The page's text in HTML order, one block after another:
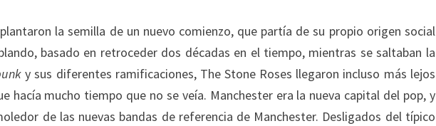
la semilla de un nuevo comienzo, que partía de su propio origen social
basado en retroceder dos décadas en el tiempo, mientras se saltaban la
y sus diferentes ramificaciones, The Stone Roses llegaron incluso más lejos
hacía mucho tiempo que no se veía. Manchester era la nueva capital del pop, y
de las nuevas bandas de referencia de Manchester. Desligados del típico